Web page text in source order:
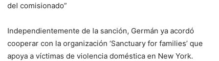
del comisionado”
Independientemente de la sanción, Germán ya acordó
cooperar con la organización ‘Sanctuary for families’ que
apoya a víctimas de violencia doméstica en New York.